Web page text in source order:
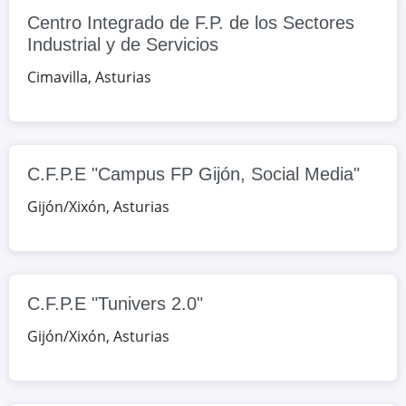
Google Maps
OpenStreetMap
C.F.P.E "Tunivers 2.0"
Donoso Cortés, 3, Gijón/Xixón,
I.E.S. "Número 1"
Puerto de Vegarada, s/n,
Fuente de la plata, 103, bajo, Oviedo,
Asturias, España
Centro Integrado de F.P. de los Sectores
Industrial y de Servicios
Cimavilla, Asturias
C.F.P.E "Campus FP Gijón, Social Media"
Gijón/Xixón, Asturias
C.F.P.E "Tunivers 2.0"
Gijón/Xixón, Asturias